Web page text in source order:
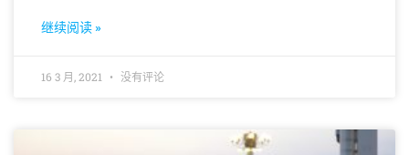
继续阅读 »
16 3 月, 2021 没有评论